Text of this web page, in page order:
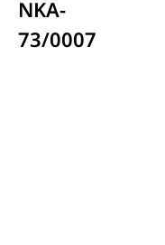
NKA-
73/0007